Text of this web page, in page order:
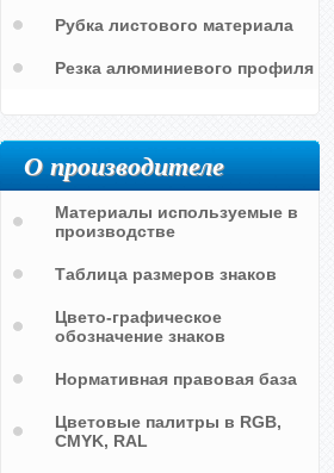
Рубка листового материала
Резка алюминиевого профиля
О производителе
Материалы используемые в
производстве
Таблица размеров знаков
Цвето-графическое
обозначение знаков
Нормативная правовая база
Цветовые палитры в RGB,
CMYK, RAL